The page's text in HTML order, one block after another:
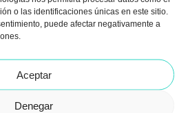
o las identificaciones únicas en este sitio.
puede afectar negativamente a
Aceptar
Denegar
FACIAL